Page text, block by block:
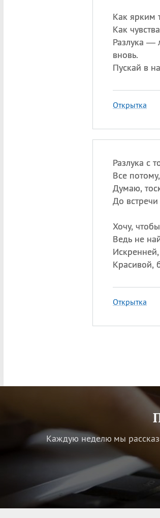
Как ярким
Как
Разлука —
вновь.
Пускай в
Открытка
Разлука с
Все
Думаю,
До
Хочу,
Ведь не
Красивой,
Открытка
Каждую неделю мы